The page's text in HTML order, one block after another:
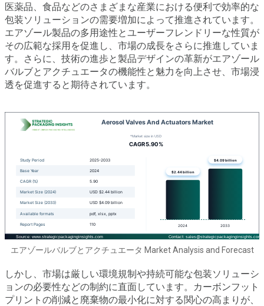
医薬品、食品などのさまざまな産業における便利で効率的な
包装ソリューションの需要増加によって推進されています。
エアゾール製品の多用途性とユーザーフレンドリーな性質が
その広範な採用を促進し、市場の成長をさらに推進していま
す。さらに、技術の進歩と製品デザインの革新がエアゾール
バルブとアクチュエータの機能性と魅力を向上させ、市場浸
透を促進すると期待されています。
エアゾールバルブとアクチュエータ Market Analysis and Forecast
しかし、市場は厳しい環境規制や持続可能な包装ソリューシ
ョンの必要性などの制約に直面しています。カーボンフット
プリントの削減と廃棄物の最小化に対する関心の高まりが、